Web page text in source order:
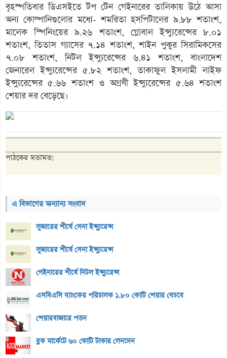
বৃহস্পতিবার ডিএসইতে টপ টেন গেইনারের তালিকায় উঠে আসা
অন্য কোম্পানিগুলোর মধ্যে- শমরিতা হসপিটালের ৯.৮৮ শতাংশ,
মালেক স্পিনিংয়ের ৯.২৬ শতাংশ, গ্লোবাল ইন্স্যুরেন্সের ৮.০১
শতাংশ, তিতাস গ্যাসের ৭.১৪ শতাংশ, শাইন পুকুর সিরামিকসের
৭.০৮ শতাংশ, নিটল ইন্স্যুরেন্সের ৬.৪১ শতাংশ, বাংলাদেশ
জেনারেল ইন্স্যুরেন্সের ৫.৮২ শতাংশ, তাকাফুল ইসলামী লাইফ
ইন্স্যুরেন্সের ৫.৬৬ শতাংশ ও অগ্রণী ইন্স্যুরেন্সের ৫.৬৪ শতাংশ
শেয়ার দর বেড়েছে।
পাঠকের মতামত:
এ বিভাগের অন্যান্য সংবাদ
লুজারের শীর্ষে সেনা ইন্স্যুরেন্স
লুজারের শীর্ষে সেনা ইন্স্যুরেন্স
গেইনারের শীর্ষে নিটল ইন্স্যুরেন্স
এসবিএসি ব্যাংকের পরিচালক ১.৮০ কোটি শেয়ার বেচবে
শেয়ারবাজারে পতন
ব্লক মার্কেটে ৬০ কোটি টাকার লেনদেন